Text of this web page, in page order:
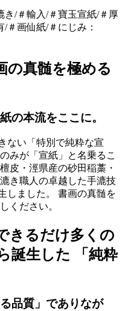
き/＃輸入/＃寶玉宣紙/＃厚
＃画仙紙/＃にじみ：
の真髄を極める
の本流をここに。
ない「特別で純粋な宣
みが「宣紙」と名乗るこ
皮・涇県産の砂田稲藁・
き職人の卓越した手漉技
しました。 書画の真髄を
ください。
きるだけ多くの
誕生した 「純粋
品質」でありなが